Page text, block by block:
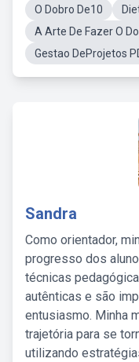
O Dobro De10
A Arte De Fazer O
Gestao DeProjetos
Sandra
Como orientador,
progresso dos
técnicas
autênticas e são
entusiasmo. Minha
trajetória para se
utilizando